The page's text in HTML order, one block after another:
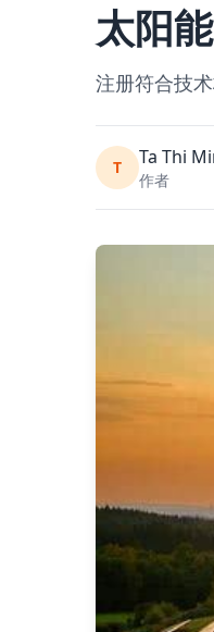
太阳
注册符合技
T Ta Thi
作者